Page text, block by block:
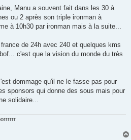
Manu a souvent fait dans les 30 à
ou 2 après son triple ironman à
à 10h30 par ironman mais à la suite...
de 24h avec 240 et quelques kms
c'est que la vision du monde du très
dommage qu'il ne le fasse pas pour
sponsors qui donne des sous mais pour
solidaire...